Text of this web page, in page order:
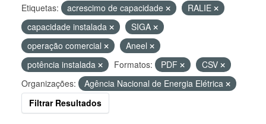
Etiquetas: acrescimo de capacidade
RALIE
capacidade instalada
SIGA
operação comercial
Aneel
potência instalada
Formatos: PDF
CSV
Organizações:
Agência Nacional de Energia Elétrica
Filtrar Resultados